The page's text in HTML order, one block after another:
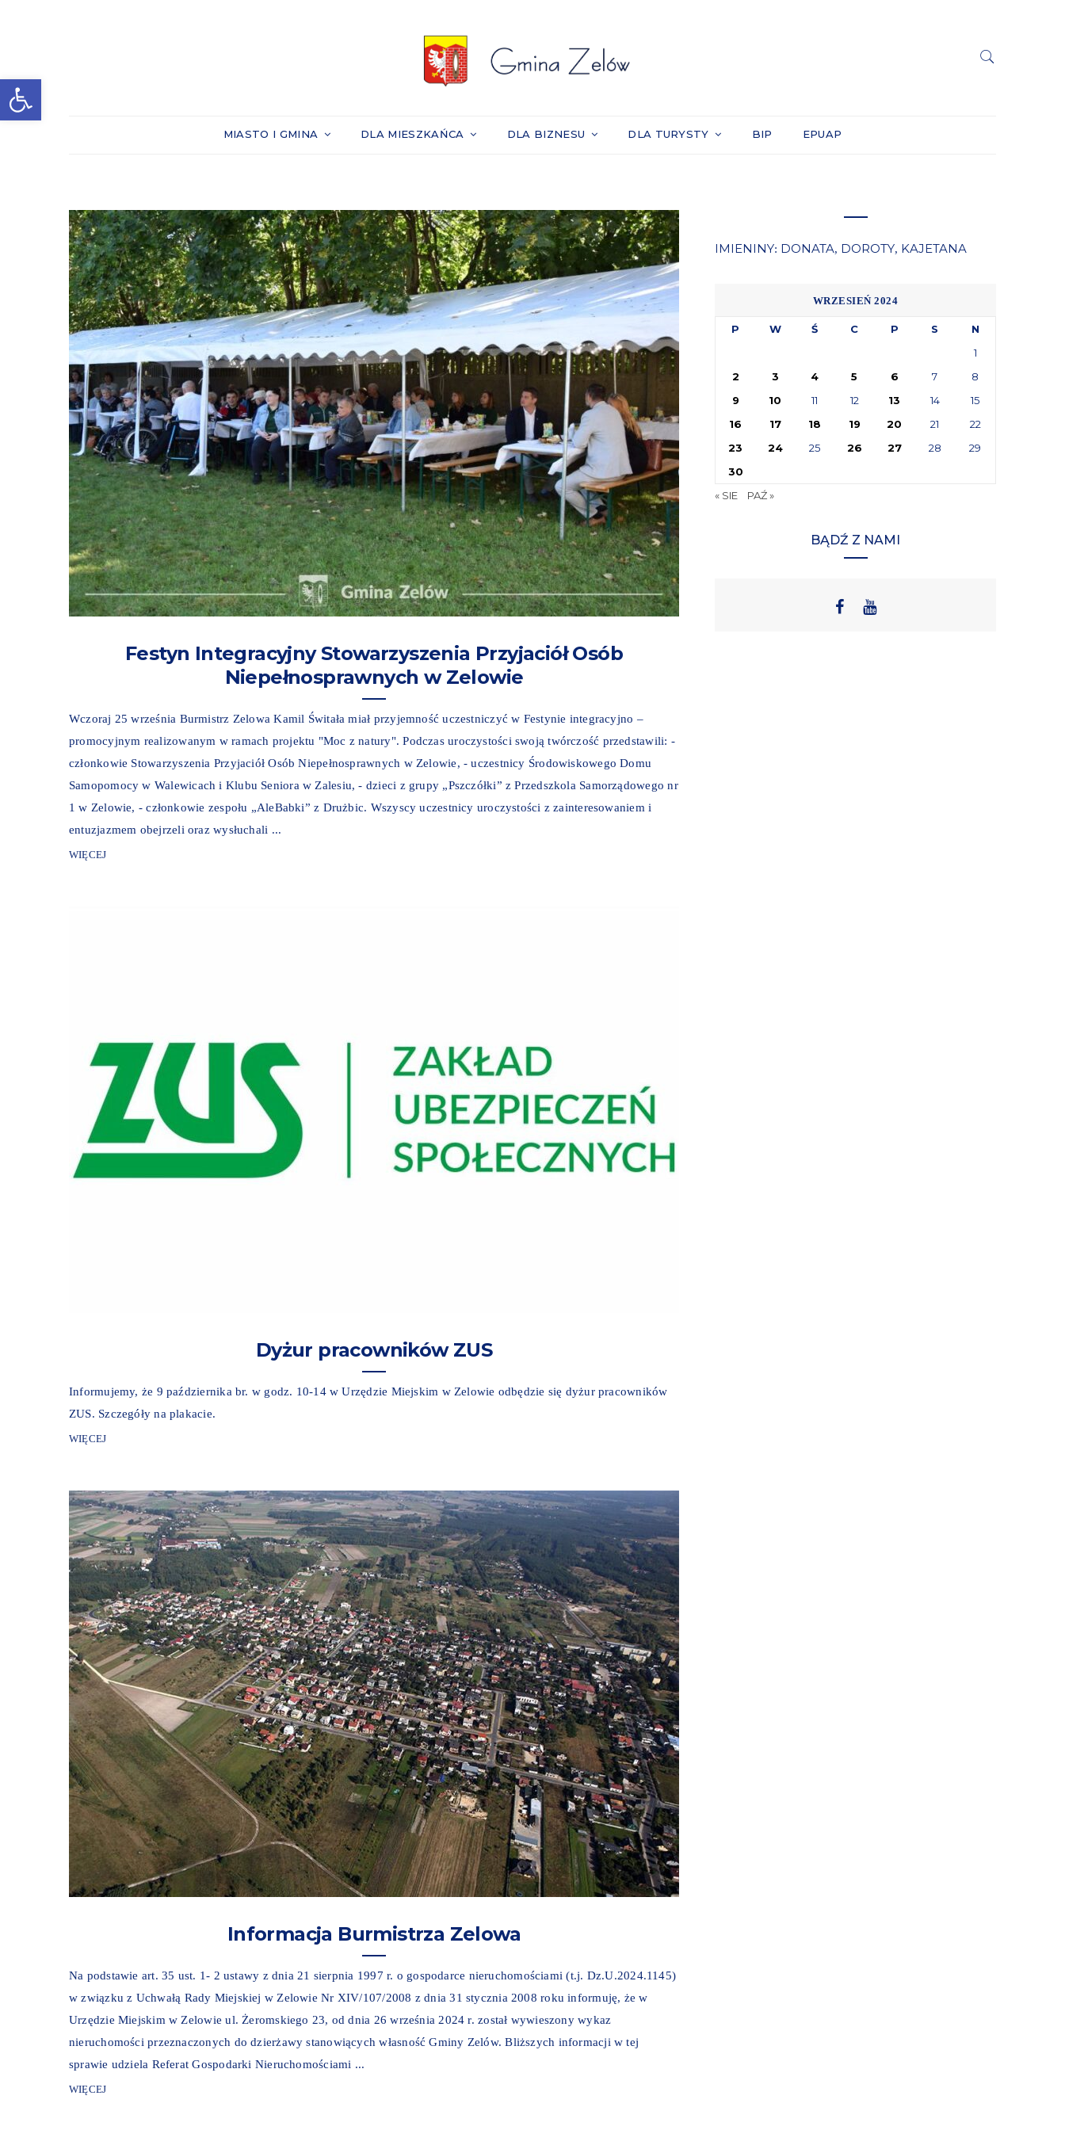
Otwórz pasek narzędzi
MIASTO I GMINA DLA MIESZKAŃCA DLA BIZNESU DLA TURYSTY BIP EPUAP
Festyn Integracyjny Stowarzyszenia Przyjaciół Osób
Niepełnosprawnych w Zelowie
Wczoraj 25 września Burmistrz Zelowa Kamil Świtała miał przyjemność uczestniczyć w Festynie integracyjno –
promocyjnym realizowanym w ramach projektu "Moc z natury". Podczas uroczystości swoją twórczość przedstawili: -
członkowie Stowarzyszenia Przyjaciół Osób Niepełnosprawnych w Zelowie, - uczestnicy Środowiskowego Domu
Samopomocy w Walewicach i Klubu Seniora w Zalesiu, - dzieci z grupy „Pszczółki” z Przedszkola Samorządowego nr
1 w Zelowie, - członkowie zespołu „AleBabki” z Drużbic. Wszyscy uczestnicy uroczystości z zainteresowaniem i
entuzjazmem obejrzeli oraz wysłuchali ...
WIĘCEJ
Dyżur pracowników ZUS
Informujemy, że 9 października br. w godz. 10-14 w Urzędzie Miejskim w Zelowie odbędzie się dyżur pracowników
ZUS. Szczegóły na plakacie.
WIĘCEJ
Informacja Burmistrza Zelowa
Na podstawie art. 35 ust. 1- 2 ustawy z dnia 21 sierpnia 1997 r. o gospodarce nieruchomościami (t.j. Dz.U.2024.1145)
w związku z Uchwałą Rady Miejskiej w Zelowie Nr XIV/107/2008 z dnia 31 stycznia 2008 roku informuję, że w
Urzędzie Miejskim w Zelowie ul. Żeromskiego 23, od dnia 26 września 2024 r. został wywieszony wykaz
nieruchomości przeznaczonych do dzierżawy stanowiących własność Gminy Zelów. Bliższych informacji w tej
sprawie udziela Referat Gospodarki Nieruchomościami ...
WIĘCEJ
IMIENINY: DONATA, DOROTY, KAJETANA
WRZESIEŃ 2024
P W Ś C P S
N
1
2
3 4 5 6 7
8
9
10 11 12 13 14
15
16
17 18 19 20 21
22
23
24 25 26 27 28
29
30
« SIE
PAŹ »
BĄDŹ Z NAMI